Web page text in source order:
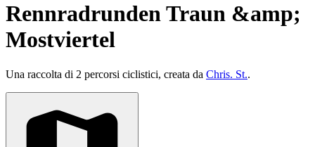
Rennradrunden Traun &amp;
Mostviertel
Una raccolta di 2 percorsi ciclistici, creata da Chris. St..